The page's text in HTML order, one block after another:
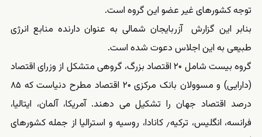
توجه کشورهای غیر عضو این گروه است.
بنابر این گزارش آزربایجان شمالی به عنوان دارنده منابع انرژی
طبیعی به این اجلاس دعوت شده است.
گروه بیست شامل ۲۰ اقتصاد بزرگ، گروهی متشکل از وزرای اقتصاد
(دارایی) و مسوولان بانک مرکزی ۲۰ اقتصاد مطرح دنیاست که ۸۵
درصد اقتصاد جهان را تشکیل می دهند. آمریکا، آلمان، ایتالیا،
فرانسه، انگلیس، ترکیه٫ کانادا، روسیه و استرالیا از جمله کشورهای